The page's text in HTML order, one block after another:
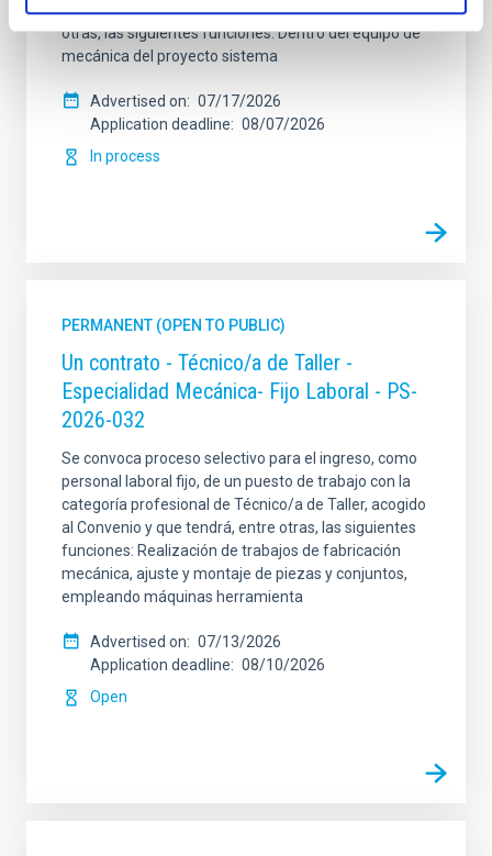
sistema general de acceso libre y que tendrá, entre
otras, las siguientes funciones: Dentro del equipo de
mecánica del proyecto sistema
Advertised on
07/17/2026
Application deadline
08/07/2026
In process
PERMANENT (OPEN TO PUBLIC)
Un contrato - Técnico/a de Taller -
Especialidad Mecánica- Fijo Laboral - PS-
2026-032
Se convoca proceso selectivo para el ingreso, como
personal laboral fijo, de un puesto de trabajo con la
categoría profesional de Técnico/a de Taller, acogido
al Convenio y que tendrá, entre otras, las siguientes
funciones: Realización de trabajos de fabricación
mecánica, ajuste y montaje de piezas y conjuntos,
empleando máquinas herramienta
Advertised on
07/13/2026
Application deadline
08/10/2026
Open